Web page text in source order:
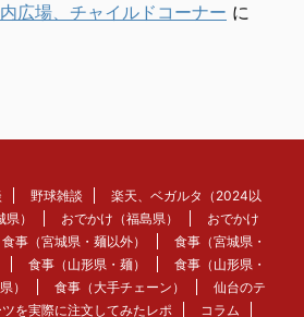
広場、チャイルドコーナー に
野球雑談
楽天、ベガルタ（2024以
） おでかけ（福島県）
おでかけ
食事（宮城県・麺以外）
食事（宮城県・
食事（山形県・麺）
食事（山形県・
） 食事（大手チェーン）
仙台のテ
を実際に注文してみたレポ
コラム